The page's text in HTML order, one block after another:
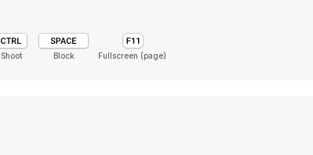
Shoot Block Fullscreen (page)